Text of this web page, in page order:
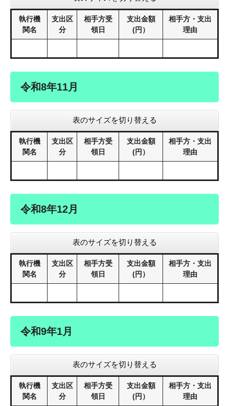
執行機
関名
支出区
分
相手方受
領日
支出金額
(円）
相手方・支出
理由
令和8年11月
表のサイズを切り替える
執行機
関名
支出区
分
相手方受
領日
支出金額
(円）
相手方・支出
理由
令和8年12月
表のサイズを切り替える
執行機
関名
支出区
分
相手方受
領日
支出金額
(円）
相手方・支出
理由
令和9年1月
表のサイズを切り替える
執行機
関名
支出区
分
相手方受
領日
支出金額
(円）
相手方・支出
理由